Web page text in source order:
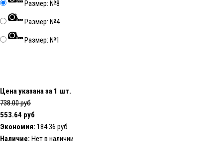
Размер: №8
Размер: №4
Размер: №1
Цена указана за 1 шт.
738.00 руб
553.64 руб
Экономия: 184.36 руб
Наличие: Нет в наличии